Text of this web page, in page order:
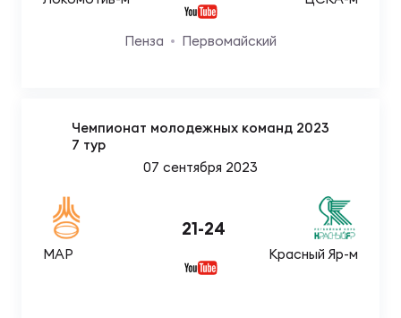
Пенза Первомайский
Чемпионат молодежных команд 2023
7 тур
07 сентября 2023
МАР
21-24
Красный Яр-м